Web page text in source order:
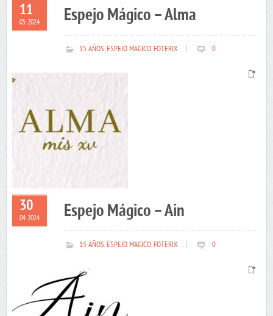
11
05 2024 Espejo Mágico – Alma
15 AÑOS,ESPEJO MAGICO,FOTERIX 0
30
04 2024 Espejo Mágico – Ain
15 AÑOS,ESPEJO MAGICO,FOTERIX 0